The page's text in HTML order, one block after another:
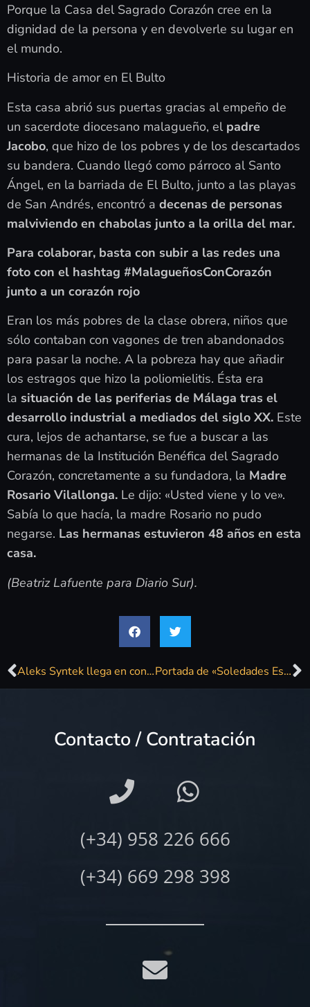
Porque la Casa del Sagrado Corazón cree en la
dignidad de la persona y en devolverle su lugar en
el mundo.
Historia de amor en El Bulto
Esta casa abrió sus puertas gracias al empeño de
un sacerdote diocesano malagueño, el padre
Jacobo, que hizo de los pobres y de los descartados
su bandera. Cuando llegó como párroco al Santo
Ángel, en la barriada de El Bulto, junto a las playas
de San Andrés, encontró a decenas de personas
malviviendo en chabolas junto a la orilla del mar.
Para colaborar, basta con subir a las redes una
foto con el hashtag #MalagueñosConCorazón
junto a un corazón rojo
Eran los más pobres de la clase obrera, niños que
sólo contaban con vagones de tren abandonados
para pasar la noche. A la pobreza hay que añadir
los estragos que hizo la poliomielitis. Ésta era
la situación de las periferias de Málaga tras el
desarrollo industrial a mediados del siglo XX. Este
cura, lejos de achantarse, se fue a buscar a las
hermanas de la Institución Benéfica del Sagrado
Corazón, concretamente a su fundadora, la Madre
Rosario Vilallonga. Le dijo: «Usted viene y lo ve».
Sabía lo que hacía, la madre Rosario no pudo
negarse. Las hermanas estuvieron 48 años en esta
casa.
(Beatriz Lafuente para Diario Sur).
Aleks Syntek llega en concierto a Madrid Portada de «Soledades Escogidas»
Contacto / Contratación
(+34) 958 226 666
(+34) 669 298 398